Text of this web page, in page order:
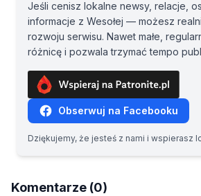
Jeśli cenisz lokalne newsy, relacje,
informacje z Wesołej — możesz
rozwoju serwisu. Nawet małe,
różnicę i pozwala trzymać tempo
Obserwuj na Facebooku
Dziękujemy, że jesteś z nami i wspierasz
Komentarze (0)